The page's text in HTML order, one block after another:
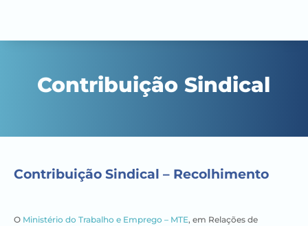
Contribuição Sindical
Contribuição Sindical – Recolhimento
O Ministério do Trabalho e Emprego – MTE, em Relações de